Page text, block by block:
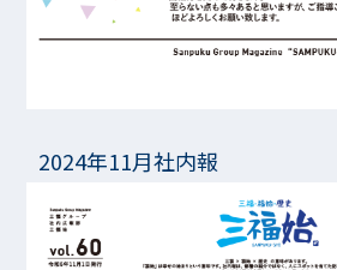
2024年11月社内報